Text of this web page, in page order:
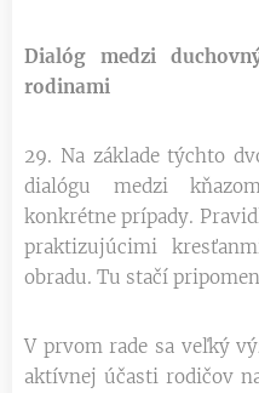
Dialóg medzi
rodinami
29. Na základe týchto
dialógu medzi
konkrétne prípady.
praktizujúcimi
obradu. Tu stačí
V prvom rade sa veľký
aktívnej účasti rodičov